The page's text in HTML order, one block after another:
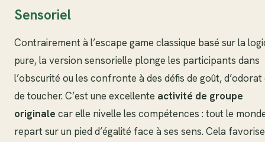
Sensoriel
Contrairement à l’escape game classique basé sur la
pure, la version sensorielle plonge les participants dans
l’obscurité ou les confronte à des défis de goût, d’odorat
de toucher. C’est une excellente activité de groupe
originale car elle nivelle les compétences : tout le
repart sur un pied d’égalité face à ses sens. Cela favorise